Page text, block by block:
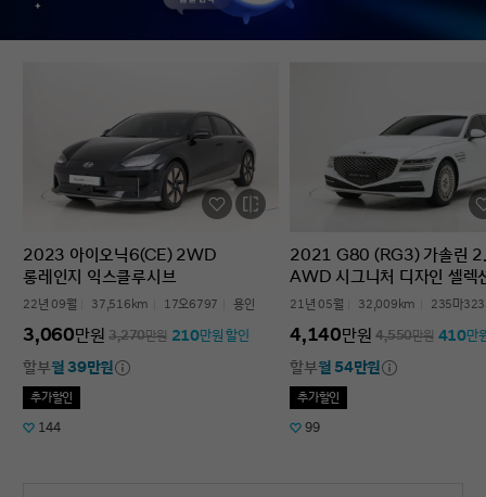
입장에서는 이 부분이 특히
있을 것 같습니다. 중고차 구매가
처음이거나 차량 상태 확인이 어려운
분들에게는 현대인증중고차를 충분히
고려해볼 만하다고 생각합니다.
2023 아이오닉6(CE) 2WD
롱레인지 익스클루시브
22년 09월 37,516km 17오6797 용인
3,060만원 3,270만원 210만원 할인
할부월 39만원
추가할인
144
2021 G80 (RG3) 가솔린
AWD 시그니처 디자인 셀
21년 05월 32,009km 235마
4,140만원 4,550만원 410만
할부월 54만원
추가할인
99